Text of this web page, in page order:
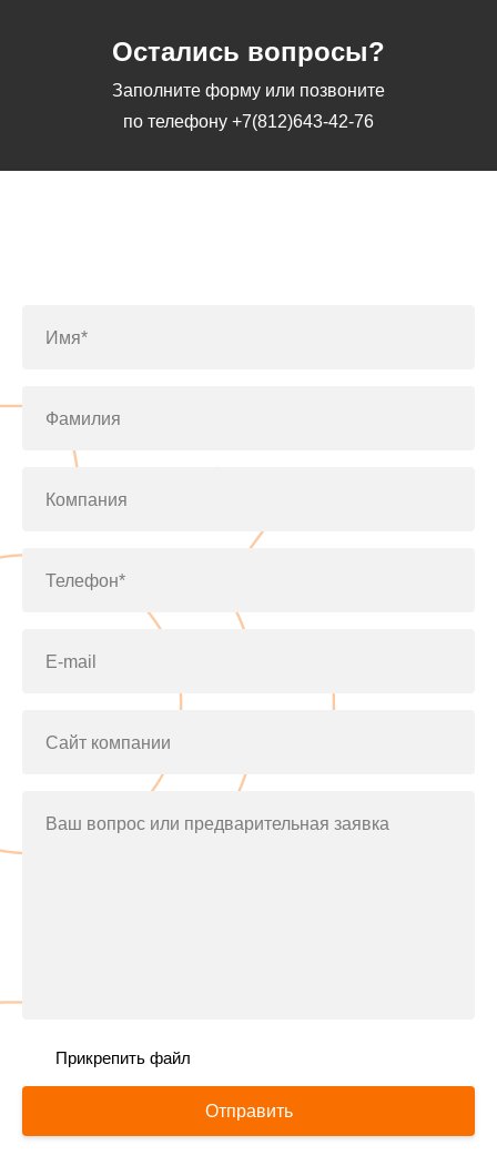
Остались вопросы?
Заполните форму или позвоните
по телефону +7(812)643-42-76
Имя*
Фамилия
Компания
Телефон*
E-mail
Сайт компании
Ваш вопрос или предварительная заявка
Прикрепить файл
Отправить